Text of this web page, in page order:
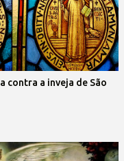
contra a inveja de São